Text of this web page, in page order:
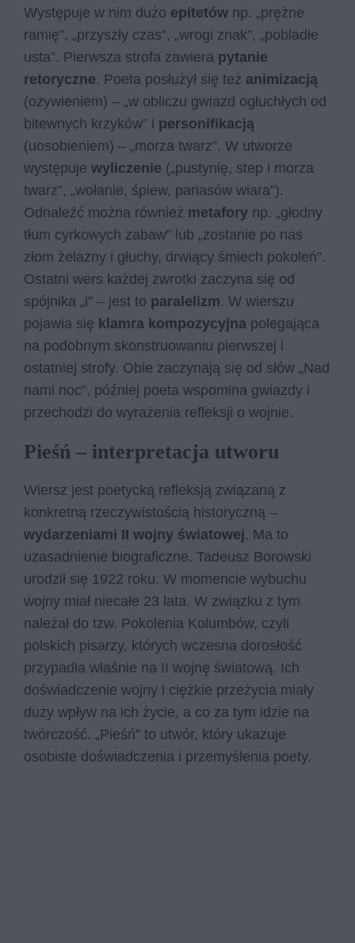
Występuje w nim dużo epitetów np. „prężne
ramię”, „przyszły czas”, „wrogi znak”, „pobladłe
usta”. Pierwsza strofa zawiera pytanie
retoryczne. Poeta posłużył się też animizacją
(ożywieniem) – „w obliczu gwiazd ogłuchłych od
bitewnych krzyków” i personifikacją
(uosobieniem) – „morza twarz”. W utworze
występuje wyliczenie („pustynię, step i morza
twarz”, „wołanie, śpiew, pariasów wiara”).
Odnaleźć można również metafory np. „głodny
tłum cyrkowych zabaw” lub „zostanie po nas
złom żelazny i głuchy, drwiący śmiech pokoleń”.
Ostatni wers każdej zwrotki zaczyna się od
spójnika „i” – jest to paralelizm. W wierszu
pojawia się klamra kompozycyjna polegająca
na podobnym skonstruowaniu pierwszej i
ostatniej strofy. Obie zaczynają się od słów „Nad
nami noc”, później poeta wspomina gwiazdy i
przechodzi do wyrażenia refleksji o wojnie.
Pieśń – interpretacja utworu
Wiersz jest poetycką refleksją związaną z
konkretną rzeczywistością historyczną –
wydarzeniami II wojny światowej. Ma to
uzasadnienie biograficzne. Tadeusz Borowski
urodził się 1922 roku. W momencie wybuchu
wojny miał niecałe 23 lata. W związku z tym
należał do tzw. Pokolenia Kolumbów, czyli
polskich pisarzy, których wczesna dorosłość
przypadła właśnie na II wojnę światową. Ich
doświadczenie wojny i ciężkie przeżycia miały
duży wpływ na ich życie, a co za tym idzie na
twórczość. „Pieśń” to utwór, który ukazuje
osobiste doświadczenia i przemyślenia poety.